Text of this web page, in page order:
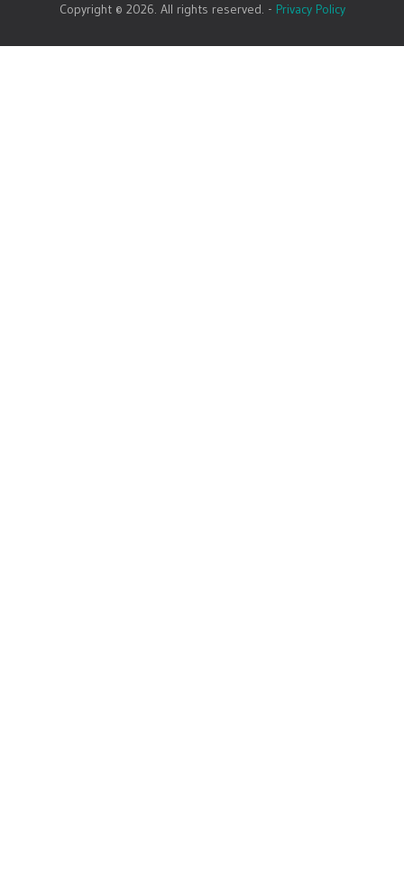
Copyright © 2026. All rights reserved. - Privacy Policy